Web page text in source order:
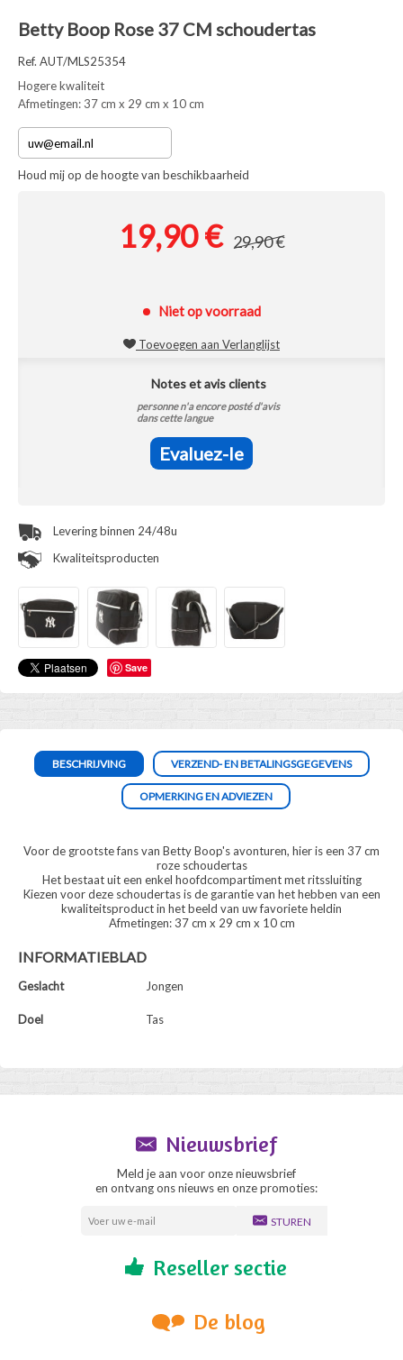
Save
Betty Boop Rose 37 CM schoudertas
Ref. AUT/MLS25354
Hogere kwaliteit
Afmetingen: 37 cm x 29 cm x 10 cm
Houd mij op de hoogte van beschikbaarheid
19,90 € 29,90 €
Niet op voorraad
Toevoegen aan Verlanglijst
Notes et avis clients
personne n'a encore posté d'avis
dans cette langue
Evaluez-le
Levering binnen 24/48u
Kwaliteitsproducten
BESCHRIJVING VERZEND- EN BETALINGSGEGEVENS
OPMERKING EN ADVIEZEN
Voor de grootste fans van Betty Boop's avonturen, hier is een 37 cm
roze schoudertas
Het bestaat uit een enkel hoofdcompartiment met ritssluiting
Kiezen voor deze schoudertas is de garantie van het hebben van een
kwaliteitsproduct in het beeld van uw favoriete heldin
Afmetingen: 37 cm x 29 cm x 10 cm
INFORMATIEBLAD
Geslacht Jongen
Doel Tas
Nieuwsbrief
Meld je aan voor onze nieuwsbrief
en ontvang ons nieuws en onze promoties:
STUREN
Reseller sectie
De blog